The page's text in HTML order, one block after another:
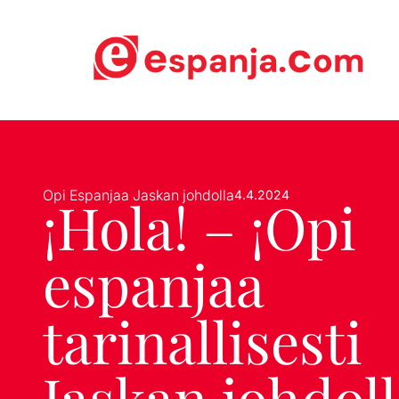
Opi Espanjaa Jaskan johdolla4.4.2024
¡Hola! – ¡Opi
espanjaa
tarinallisesti